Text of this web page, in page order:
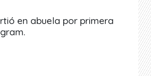
en abuela por primera